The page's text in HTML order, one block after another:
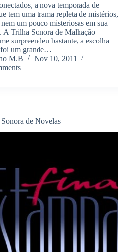
a nova temporada de
tem uma trama repleta de mistérios,
um pouco misteriosas em sua
A Trilha Sonora de Malhação
surpreendeu bastante, a escolha
foi um grande…
M.B
Nov 10, 2011
de Novelas